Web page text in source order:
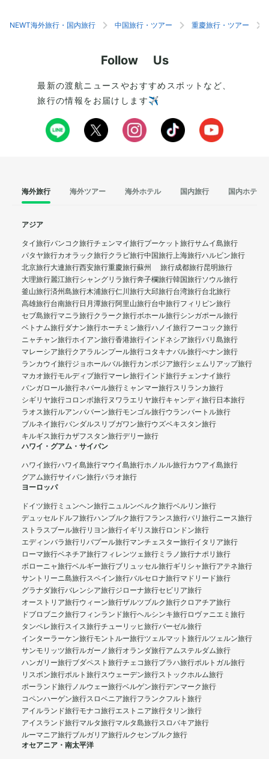
大礼堂の前にある人民広場に訪れるのもおすす
り、旅行中に体を動
NEWT海外旅行・国内旅行 中国旅行・ツアー 重慶旅行・ツアー
Follow Us
最新の渡航ニュースやおすすめスポットなど、
旅行の情報をお届けします✈️
海外旅行 海外ツアー 海外ホテル 国内旅行 国内ホテル
アジア
タイ旅行バンコク旅行チェンマイ旅行プーケット旅行サムイ島旅行
パタヤ旅行カオラック旅行クラビ旅行中国旅行上海旅行ハルビン旅行
北京旅行大連旅行西安旅行重慶旅行蘇州 旅行成都旅行昆明旅行
大理旅行麗江旅行シャングリラ旅行奔子欄旅行韓国旅行ソウル旅行
釜山旅行済州島旅行木浦旅行仁川旅行大邱旅行台湾旅行台北旅行
高雄旅行台南旅行日月潭旅行阿里山旅行台中旅行フィリピン旅行
セブ島旅行マニラ旅行クラーク旅行ボホール旅行シンガポール旅行
ベトナム旅行ダナン旅行ホーチミン旅行ハノイ旅行フーコック旅行
ニャチャン旅行ホイアン旅行香港旅行インドネシア旅行バリ島旅行
マレーシア旅行クアラルンプール旅行コタキナバル旅行ぺナン旅行
ランカウイ旅行ジョホールバル旅行カンボジア旅行シェムリアップ旅行
マカオ旅行モルディブ旅行マーレ旅行インド旅行チェンナイ旅行
バンガロール旅行ネパール旅行 ミャンマー旅行スリランカ旅行
シギリヤ旅行コロンボ旅行ヌワラエリヤ旅行キャンディ旅行日本旅行
ラオス旅行ルアンパバーン旅行モンゴル旅行ウランバートル旅行
ブルネイ旅行バンダルスリブガワン旅行ウズベキスタン旅行
キルギス旅行カザフスタン旅行デリー旅行
ハワイ・グアム・サイパン
ハワイ旅行ハワイ島旅行マウイ島旅行ホノルル旅行カウアイ島旅行
グアム旅行サイパン旅行パラオ旅行
ヨーロッパ
ドイツ旅行 ミュンヘン旅行ニュルンベルク旅行ベルリン旅行
デュッセルドルフ旅行ハンブルク旅行フランス旅行パリ旅行ニース旅行
ストラスブール旅行リヨン旅行イギリス旅行ロンドン旅行
エディンバラ旅行リバプール旅行マンチェスター旅行イタリア旅行
ローマ旅行ベネチア旅行フィレンツェ旅行 ミラノ旅行ナポリ旅行
ボローニャ旅行ベルギー旅行ブリュッセル旅行ギリシャ旅行アテネ旅行
サントリーニ島旅行スペイン旅行バルセロナ旅行マドリード旅行
グラナダ旅行バレンシア旅行ジローナ旅行セビリア旅行
オーストリア旅行ウィーン旅行ザルツブルク旅行クロアチア旅行
ドブロブニク旅行フィンランド旅行ヘルシンキ旅行ロヴァニエミ旅行
タンペレ旅行スイス旅行チューリッヒ旅行バーゼル旅行
インターラーケン旅行モントルー旅行ツェルマット旅行ルツェルン旅行
サンモリッツ旅行ルガーノ旅行オランダ旅行アムステルダム旅行
ハンガリー旅行ブダペスト旅行チェコ旅行プラハ旅行ポルトガル旅行
リスボン旅行ポルト旅行スウェーデン旅行ストックホルム旅行
ポーランド旅行ノルウェー旅行ベルゲン旅行デンマーク旅行
コペンハーゲン旅行スロベニア旅行フランクフルト旅行
アイルランド旅行モナコ旅行エストニア旅行タリン旅行
アイスランド旅行マルタ旅行マルタ島旅行スロバキア旅行
ルーマニア旅行ブルガリア旅行ルクセンブルク旅行
オセアニア・南太平洋